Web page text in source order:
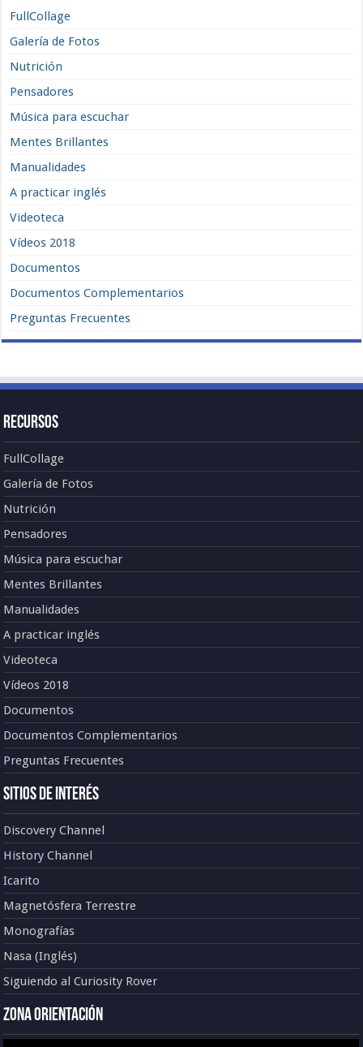
FullCollage
Galería de Fotos
Nutrición
Pensadores
Música para escuchar
Mentes Brillantes
Manualidades
A practicar inglés
Videoteca
Vídeos 2018
Documentos
Documentos Complementarios
Preguntas Frecuentes
Recursos
FullCollage
Galería de Fotos
Nutrición
Pensadores
Música para escuchar
Mentes Brillantes
Manualidades
A practicar inglés
Videoteca
Vídeos 2018
Documentos
Documentos Complementarios
Preguntas Frecuentes
Sitios de Interés
Discovery Channel
History Channel
Icarito
Magnetósfera Terrestre
Monografías
Nasa (Inglés)
Siguiendo al Curiosity Rover
Zona Orientación